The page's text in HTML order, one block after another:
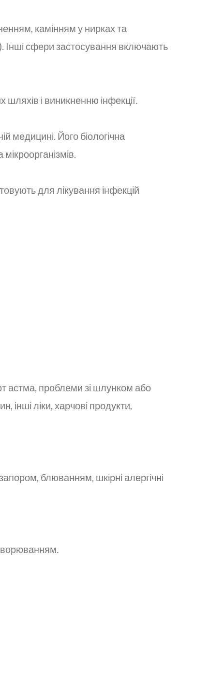
камінням у нирках та
Інші сфери застосування включають
і виникненню інфекції.
медицині. Його біологічна
для лікування інфекцій
астма, проблеми зі шлунком або
інші ліки, харчові продукти,
блюванням, шкірні алергічні